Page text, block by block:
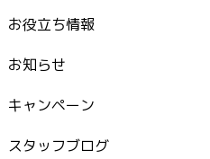
お役立ち情報
お知らせ
キャンペーン
スタッフブログ